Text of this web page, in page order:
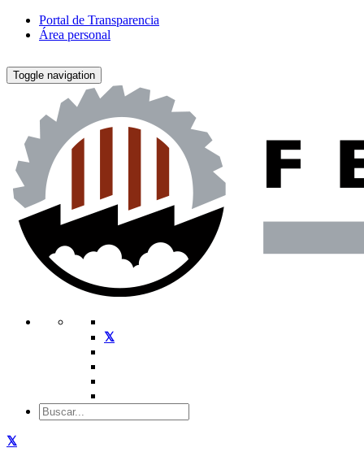
Portal de Transparencia
Área personal
Toggle navigation